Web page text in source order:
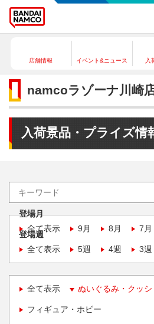
店舗情報 イベント&ニュース 入
namcoラゾーナ川崎
入荷景品・プライズ情
登場月
全て表示
9月 8月 7月
登場週
全て表示
5週 4週 3週
全て表示 ぬいぐるみ・クッシ
フィギュア・ホビー